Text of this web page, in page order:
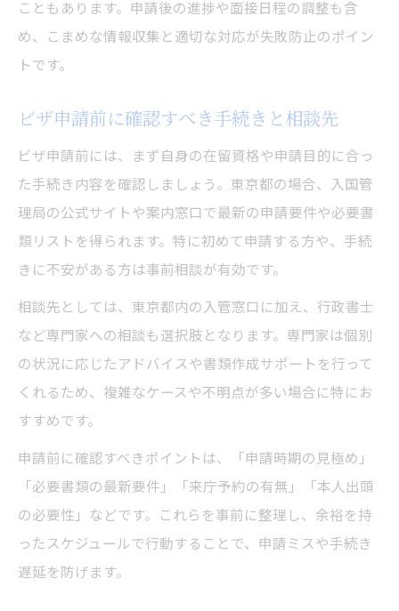
こともあります。申請後の進捗や面接日程の調整も含
め、こまめな情報収集と適切な対応が失敗防止のポイン
トです。
ビザ申請前に確認すべき手続きと相談先
ビザ申請前には、まず自身の在留資格や申請目的に合っ
た手続き内容を確認しましょう。東京都の場合、入国管
理局の公式サイトや案内窓口で最新の申請要件や必要書
類リストを得られます。特に初めて申請する方や、手続
きに不安がある方は事前相談が有効です。
相談先としては、東京都内の入管窓口に加え、行政書士
など専門家への相談も選択肢となります。専門家は個別
の状況に応じたアドバイスや書類作成サポートを行って
くれるため、複雑なケースや不明点が多い場合に特にお
すすめです。
申請前に確認すべきポイントは、「申請時期の見極め」
「必要書類の最新要件」「来庁予約の有無」「本人出頭
の必要性」などです。これらを事前に整理し、余裕を持
ったスケジュールで行動することで、申請ミスや手続き
遅延を防げます。